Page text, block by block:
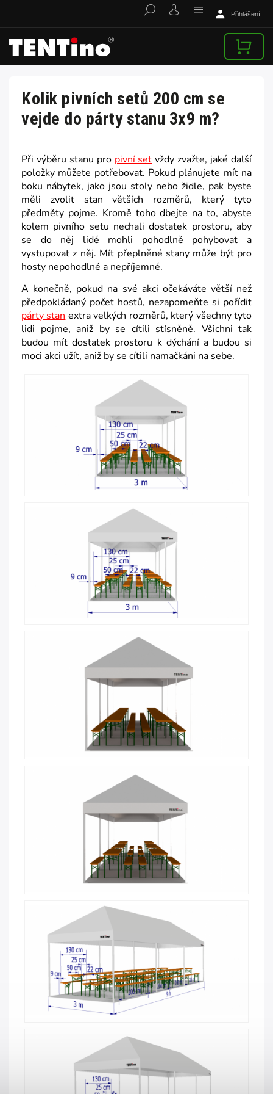
Přihlášení
Kolik pivních setů 200 cm se
vejde do párty stanu 3x9 m?
Při výběru stanu pro pivní set vždy zvažte, jaké další
položky můžete potřebovat. Pokud plánujete mít na
boku nábytek, jako jsou stoly nebo židle, pak byste
měli zvolit stan větších rozměrů, který tyto
předměty pojme. Kromě toho dbejte na to, abyste
kolem pivního setu nechali dostatek prostoru, aby
se do něj lidé mohli pohodlně pohybovat a
vystupovat z něj. Mít přeplněné stany může být pro
hosty nepohodlné a nepříjemné.
A konečně, pokud na své akci očekáváte větší než
předpokládaný počet hostů, nezapomeňte si pořídit
párty stan extra velkých rozměrů, který všechny tyto
lidi pojme, aniž by se cítili stísněně. Všichni tak
budou mít dostatek prostoru k dýchání a budou si
moci akci užít, aniž by se cítili namačkáni na sebe.